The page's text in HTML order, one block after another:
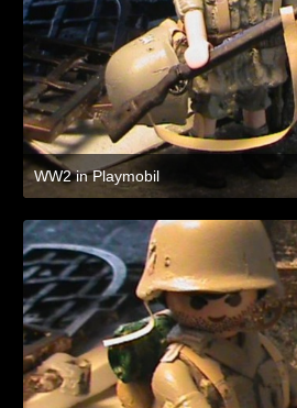
WW2 in Playmobil
8. Juli 2021 um 19:47